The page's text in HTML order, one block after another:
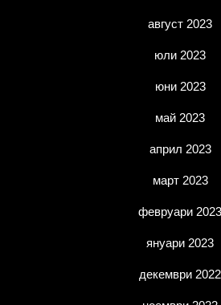
август 2023
юли 2023
юни 2023
май 2023
април 2023
март 2023
февруари 2023
януари 2023
декември 2022